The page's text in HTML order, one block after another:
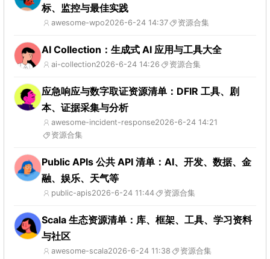
标、监控与最佳实践
awesome-wpo2026-6-24 14:37 资源合集
AI Collection：生成式 AI 应用与工具大全
ai-collection2026-6-24 14:26 资源合集
应急响应与数字取证资源清单：DFIR 工具、剧
本、证据采集与分析
awesome-incident-response2026-6-24 14:21
资源合集
Public APIs 公共 API 清单：AI、开发、数据、金
融、娱乐、天气等
public-apis2026-6-24 11:44 资源合集
Scala 生态资源清单：库、框架、工具、学习资料
与社区
awesome-scala2026-6-24 11:38 资源合集